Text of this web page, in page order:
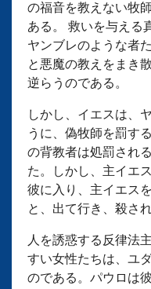
の福音を教えない牧
ある。 救いを与える
ヤンブレのような者
と悪魔の教えをまき
逆らうのである。
しかし、イエスは、
うに、偽牧師を罰す
の背教者は処罰され
た。しかし、主イエ
彼に入り、主イエス
と、出て行き、殺さ
人を誘惑する反律法
すい女性たちは、ユ
のである。パウロは